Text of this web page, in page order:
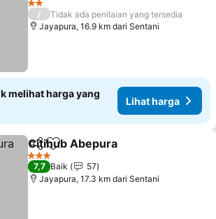
2 Bintang
/
Tidak ada penilaian yang tersedia
Jayapura, 16.9 km dari Sentani
melihat harga yang
Lihat harga
BagikanTambahkan ke favorit
Citihub Abepura
3 Bintang
7,7 Baik
57
Jayapura, 17.3 km dari Sentani